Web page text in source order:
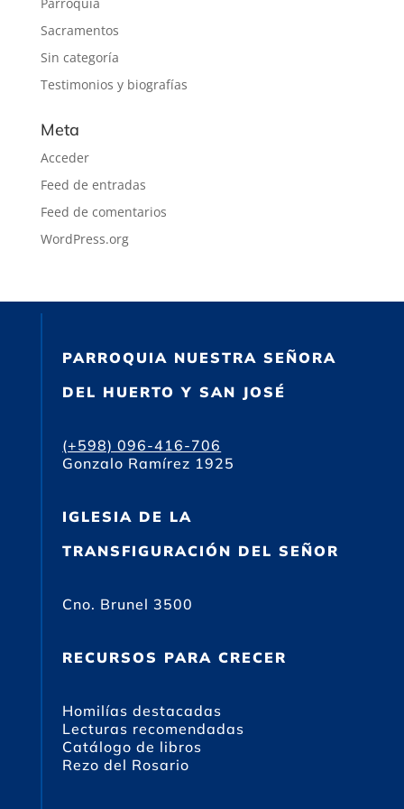
Sacramentos
Sin categoría
Testimonios y biografías
Meta
Acceder
Feed de entradas
Feed de comentarios
WordPress.org
PARROQUIA NUESTRA SEÑORA
DEL HUERTO Y SAN JOSÉ
(+598) 096-416-706
Gonzalo Ramírez 1925
IGLESIA DE LA
TRANSFIGURACIÓN DEL SEÑOR
Cno. Brunel 3500
RECURSOS PARA CRECER
Homilías destacadas
Lecturas recomendadas
Catálogo de libros
Rezo del Rosario